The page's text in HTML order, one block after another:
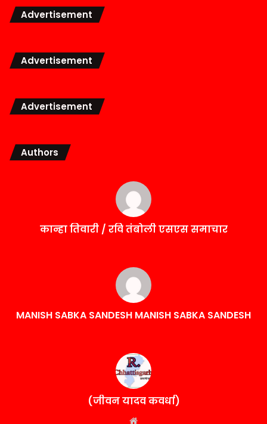
Advertisement
Advertisement
Advertisement
Authors
कान्हा तिवारी / रवि तंबोली एसएस समाचार
MANISH SABKA SANDESH MANISH SABKA SANDESH
(जीवन यादव कवर्धा)